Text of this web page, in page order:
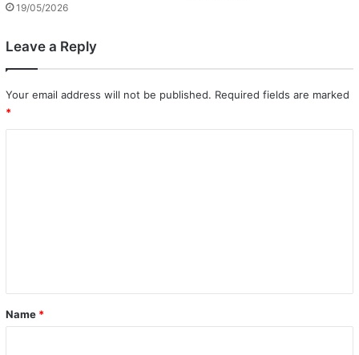
19/05/2026
Leave a Reply
Your email address will not be published. Required fields are marked
*
*
Name *